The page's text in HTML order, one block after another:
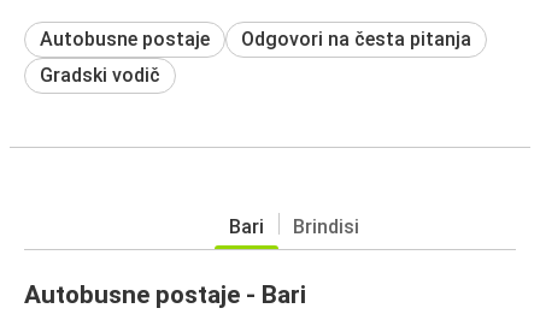
Autobusne postaje
Odgovori na česta pitanja
Gradski vodič
Bari Brindisi
Autobusne postaje - Bari